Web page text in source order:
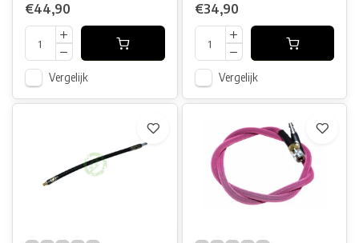
€44,90
Vergelijk
€34,90
Vergelijk